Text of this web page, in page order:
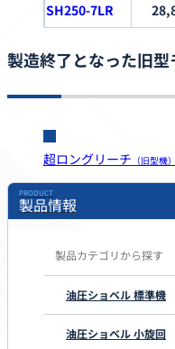
SH250-7LR
製造終了となった旧
超ロングリーチ （旧型機）
製品情報
PRODUCT
製品カテゴリから探す
油圧ショベル 標準機
油圧ショベル 小旋回